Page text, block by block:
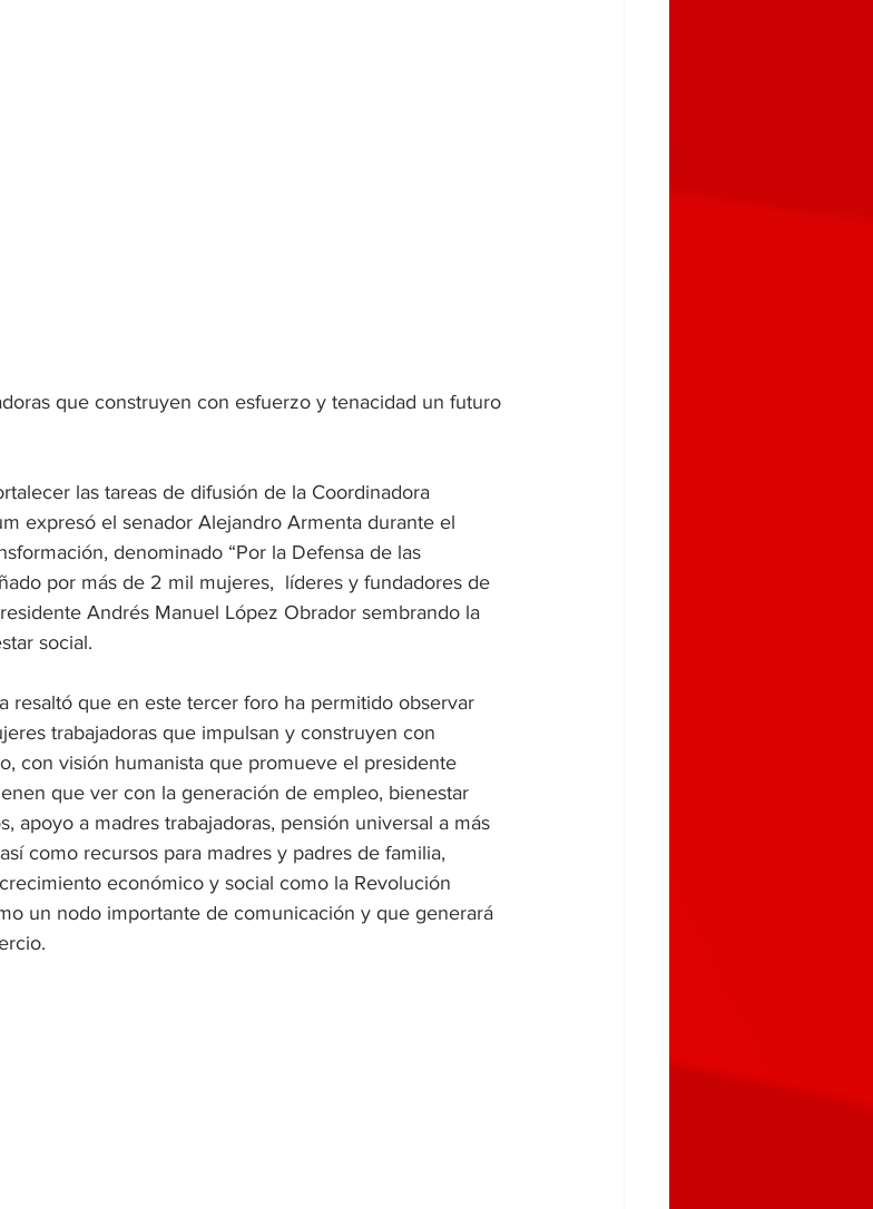
las tareas de difusión de la Coordinadora
expresó el senador Alejandro Armenta durante el
denominado “Por la Defensa de las
por más de 2 mil mujeres,  líderes y fundadores de
Andrés Manuel López Obrador sembrando la
social.
resaltó que en este tercer foro ha permitido observar
trabajadoras que impulsan y construyen con
con visión humanista que promueve el presidente
que ver con la generación de empleo, bienestar
apoyo a madres trabajadoras, pensión universal a más
como recursos para madres y padres de familia,
económico y social como la Revolución
un nodo importante de comunicación y que generará